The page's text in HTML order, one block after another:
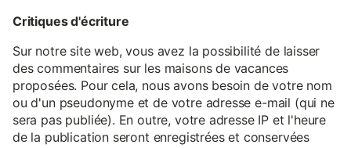
Critiques d'écriture
Sur notre site web, vous avez la possibilité de laisser
des commentaires sur les maisons de vacances
proposées. Pour cela, nous avons besoin de votre nom
ou d'un pseudonyme et de votre adresse e-mail (qui ne
sera pas publiée). En outre, votre adresse IP et l'heure
de la publication seront enregistrées et conservées